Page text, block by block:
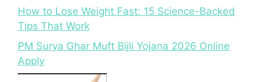
How to Lose Weight Fast: 15 Science-Backed
Tips That Work
PM Surya Ghar Muft Bijli Yojana 2026 Online
Apply